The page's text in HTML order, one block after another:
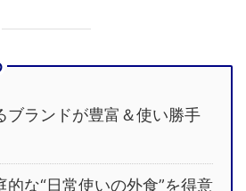
ブランドが豊富＆使い勝手
的な“日常使いの外食”を得意